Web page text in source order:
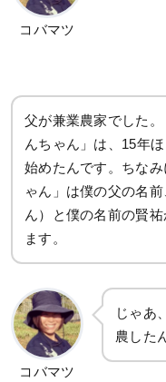
コバマツ
父が兼業農家でした
んちゃん」は、15年
始めたんです。ちな
ゃん」は僕の父の名
ん）と僕の名前の賢
ます。
コバマツ
じゃあ
農した